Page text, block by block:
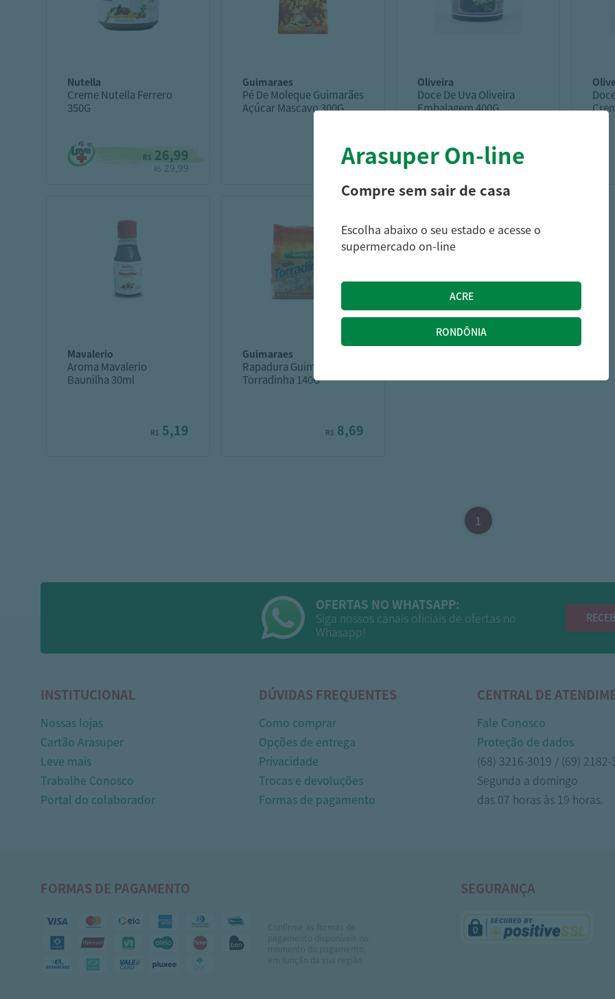
nutella
Creme Nutella Ferrero
350G
R$ 26,99
R$ 29,99
guimaraes
Pé De Moleque Guimarães
Açúcar Mascavo 300G
13,99
oliveira
Doce De Uva Oliveira
Embalagem 400G
8,79
mavalerio
Aroma Mavalerio
Baunilha 30ml
R$ 5,19
guimaraes
Rapadura Guimarães
Torradinha 140G
R$ 8,69
1
OFERTAS NO WHATSAPP:
Siga nossos canais oficiais de ofertas no
Whasapp!
INSTITUCIONAL
Nossas lojas
Cartão Arasuper
Leve mais
Trabalhe Conosco
Portal do colaborador
DÚVIDAS FREQUENTES
Como comprar
Opções de entrega
Privacidade
Trocas e devoluções
Formas de pagamento
CENTRAL DE
Fale Conosco
Proteção de dados
(68) 3216-3019 / (69) 2182-
Segunda a domingo
das 07 horas às 19 horas.
FORMAS DE PAGAMENTO SEGURANÇA
Arasuper On-line
Compre sem sair de casa
Escolha abaixo o seu estado e acesse o
supermercado on-line